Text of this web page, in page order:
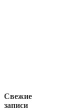
Свежие
записи